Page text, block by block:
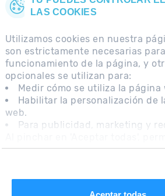
LAS COOKIES
Utilizamos cookies en nuestra
son estrictamente necesarias
funcionamiento de la página, y
opcionales se utilizan para:
Medir cómo se utiliza la página
Habilitar la personalización de
web.
Para publicidad, marketing y
instalación de las cookies. Si
CONTACTO
PREGUNTAS FRECUENTES